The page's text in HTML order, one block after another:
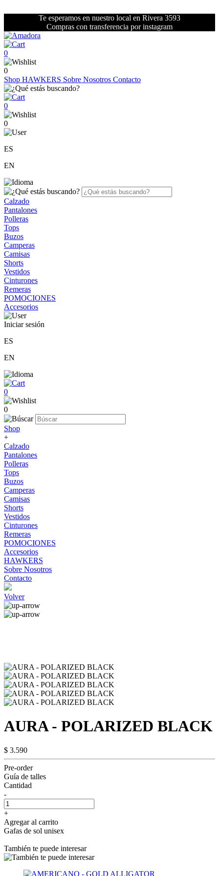
Te esperamos en nuestro local en Rivera 3593
Compras con transferencia por instagram
0
0
Shop HAWKERS Sobre Nosotros Contacto
0
0
ES
EN
Calzado
Pantalones
Polleras
Tops
Buzos
Camperas
Camisas
Shorts
Vestidos
Cinturones
Remeras
POMOCIONES
Accesorios
Iniciar sesión
ES
EN
0
0
Shop
+
Calzado
Pantalones
Polleras
Tops
Buzos
Camperas
Camisas
Shorts
Vestidos
Cinturones
Remeras
POMOCIONES
Accesorios
HAWKERS
Sobre Nosotros
Contacto
Volver
AURA - POLARIZED BLACK
$ 3.590
Pre-order
Guía de talles
Cantidad
-
+
Agregar al carrito
Gafas de sol unisex
También te puede interesar